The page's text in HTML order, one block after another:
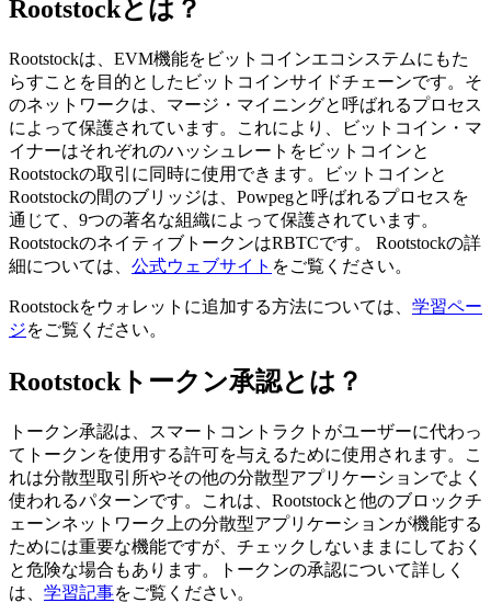
Rootstockとは？
Rootstockは、EVM機能をビットコインエコシステムにもた
らすことを目的としたビットコインサイドチェーンです。そ
のネットワークは、マージ・マイニングと呼ばれるプロセス
によって保護されています。これにより、ビットコイン・マ
イナーはそれぞれのハッシュレートをビットコインと
Rootstockの取引に同時に使用できます。ビットコインと
Rootstockの間のブリッジは、Powpegと呼ばれるプロセスを
通じて、9つの著名な組織によって保護されています。
RootstockのネイティブトークンはRBTCです。
Rootstockの詳
細については、 公式ウェブサイト をご覧ください。
Rootstockをウォレットに追加する方法については、 学習ペー
ジをご覧ください。
Rootstockトークン承認とは？
トークン承認は、スマートコントラクトがユーザーに代わっ
てトークンを使用する許可を与えるために使用されます。こ
れは分散型取引所やその他の分散型アプリケーションでよく
使われるパターンです。これは、Rootstockと他のブロックチ
ェーンネットワーク上の分散型アプリケーションが機能する
ためには重要な機能ですが、チェックしないままにしておく
と危険な場合もあります。トークンの承認について詳しく
は、 学習記事をご覧ください。